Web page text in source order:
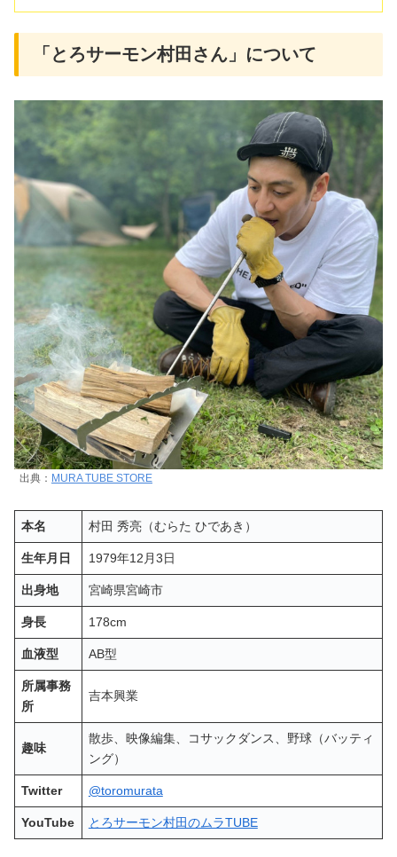
「とろサーモン村田さん」について
出典： MURA TUBE STORE
本名 村田 秀亮（むらた ひであき）
生年月日 1979年12月3日
出身地 宮崎県宮崎市
身長 178cm
血液型 AB型
所属事務
所
吉本興業
趣味
散歩、映像編集、コサックダンス、野球（バッティ
ング）
Twitter @toromurata
YouTube とろサーモン村田のムラTUBE